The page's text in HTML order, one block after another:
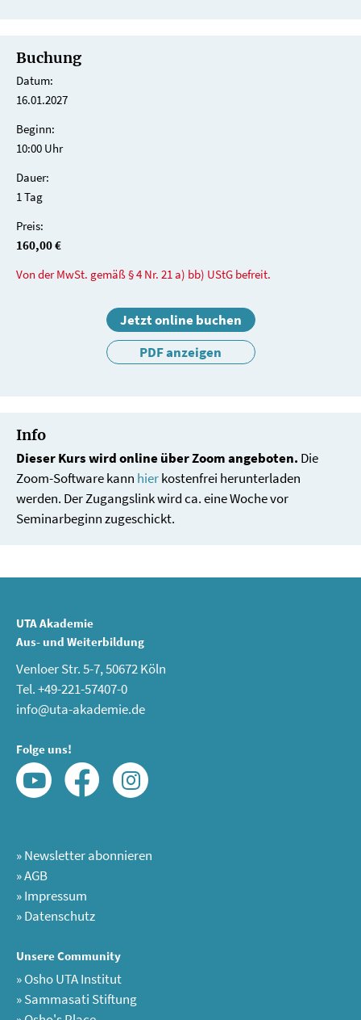
Buchung
Datum:
16.01.2027
Beginn:
10:00 Uhr
Dauer:
1 Tag
Preis:
160,00 €
Von der MwSt. gemäß § 4 Nr. 21 a) bb) UStG befreit.
Jetzt online buchen
PDF anzeigen
Info
Dieser Kurs wird online über Zoom angeboten. Die
Zoom-Software kann hierkostenfrei herunterladen
werden. Der Zugangslink wird ca. eine Woche vor
Seminarbeginn zugeschickt.
UTA Akademie
Aus- und Weiterbildung
Venloer Str. 5-7, 50672 Köln
Tel. +49-221-57407-0
info@uta-akademie.de
Folge uns!
»Newsletter abonnieren
»AGB
»Impressum
»Datenschutz
Unsere Community
»Osho UTA Institut
»Sammasati Stiftung